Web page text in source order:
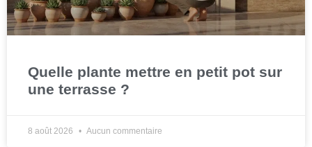
Quelle plante mettre en petit pot sur
une terrasse ?
8 août 2026 Aucun commentaire